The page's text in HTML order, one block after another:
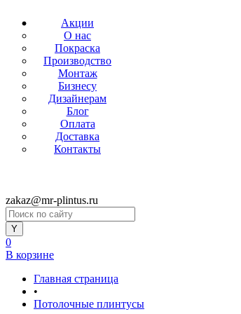
Акции
О нас
Покраска
Производство
Монтаж
Бизнесу
Дизайнерам
Блог
Оплата
Доставка
Контакты
zakaz@mr-plintus.ru
0
В корзине
Главная страница
•
Потолочные плинтусы